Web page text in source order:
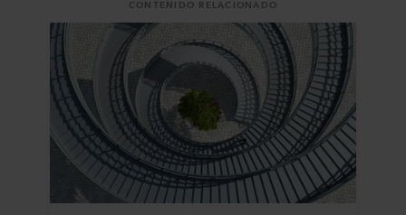
CONTENIDO RELACIONADO